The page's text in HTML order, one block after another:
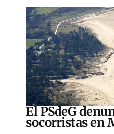
El PSdeG
socorristas en